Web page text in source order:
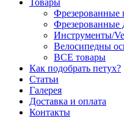
Товары
Фрезерованные
Инструменты/
Велосипедны
ВСЕ товары
Как подобрать петух?
Статьи
Галерея
Доставка и оплата
Контакты